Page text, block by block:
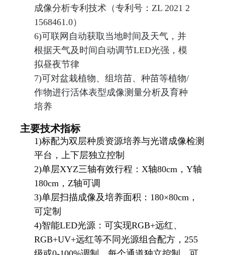
成像分析专利技术（专利号：ZL 2021 2
1568461.0）
6)可联网自动获取当地时间及天气，并
根据天气及时间自动调节LED光强，模
拟昼夜节律
7)可对盆栽植物、组培苗、种苗等植物/
作物进行活体表型成像测量分析及育种
培养
主要技术指标
1)标配为双层种质资源培养与光谱成像检测
平台，上下层独立控制
2)单层XYZ三轴有效行程：X轴80cm，Y轴
180cm，Z轴可调
3)单层扫描成像及培养面积：180×80cm，
可定制
4)智能LED光源：可实现RGB+远红、
RGB+UV+远红等不同光源组合配方，255